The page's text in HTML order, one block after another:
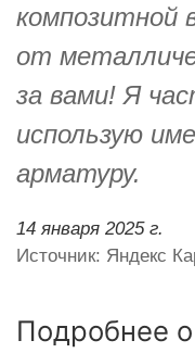
композитной
от
за вами! Я
использую
арматуру.
14 января 2025 г.
Источник: Яндекс
Подробнее